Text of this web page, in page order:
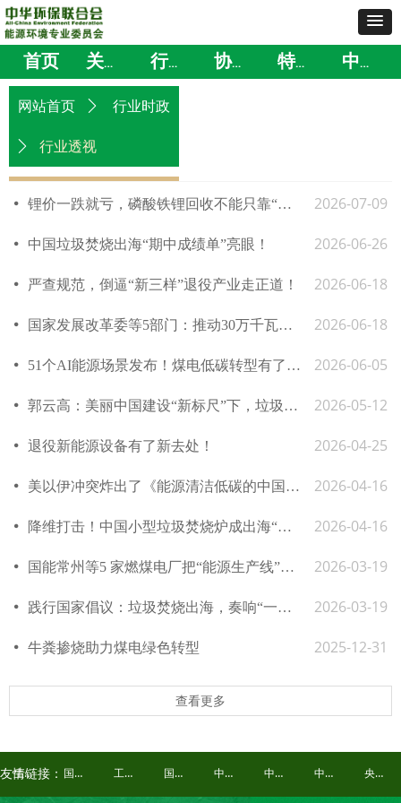
首页 关于我们 行业时政 协会动态 特色服务 中国方案
2026-07-09
넸 锂价一跌就亏，磷酸铁锂回收不能只靠“捡锂”活着
2026-06-26
넸 中国垃圾焚烧出海“期中成绩单”亮眼！
2026-06-18
넸 严查规范，倒逼“新三样”退役产业走正道！
2026-06-18
넸 国家发展改革委等5部门：推动30万千瓦以上现役煤电节能降碳改造
2026-06-05
넸 51个AI能源场景发布！煤电低碳转型有了新路径！
2026-05-12
넸 郭云高：美丽中国建设“新标尺”下，垃圾焚烧发电行业“净”显身手
2026-04-25
넸 退役新能源设备有了新去处！
2026-04-16
넸 美以伊冲突炸出了《能源清洁低碳的中国方案》的前瞻与稳健
2026-04-16
넸 降维打击！中国小型垃圾焚烧炉成出海“急先锋”
2026-03-19
넸 国能常州等5 家燃煤电厂把“能源生产线”变成 “城市环境设施”
2026-03-19
넸 践行国家倡议：垃圾焚烧出海，奏响“一带一路”绿色发展协助曲
2025-12-31
넸 牛粪掺烧助力煤电绿色转型
查看更多
网站首页 ꄲ 行业时政
ꄲ 行业透视
生态环境部 国家发展和改革委员会 工业和信息化部 国家能源局 中华环保联合会 中国环境报 中国能源报 央视频
友情链接：